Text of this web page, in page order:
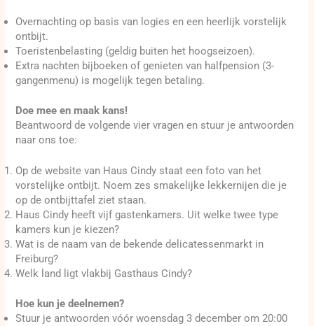
Overnachting op basis van logies en een heerlijk vorstelijk
ontbijt.
Toeristenbelasting (geldig buiten het hoogseizoen).
Extra nachten bijboeken of genieten van halfpension (3-
gangenmenu) is mogelijk tegen betaling.
Doe mee en maak kans!
Beantwoord de volgende vier vragen en stuur je antwoorden
naar ons toe:
Op de website van Haus Cindy staat een foto van het
vorstelijke ontbijt. Noem zes smakelijke lekkernijen die je
op de ontbijttafel ziet staan.
Haus Cindy heeft vijf gastenkamers. Uit welke twee type
kamers kun je kiezen?
Wat is de naam van de bekende delicatessenmarkt in
Freiburg?
Welk land ligt vlakbij Gasthaus Cindy?
Hoe kun je deelnemen?
Stuur je antwoorden vóór woensdag 3 december om 20:00